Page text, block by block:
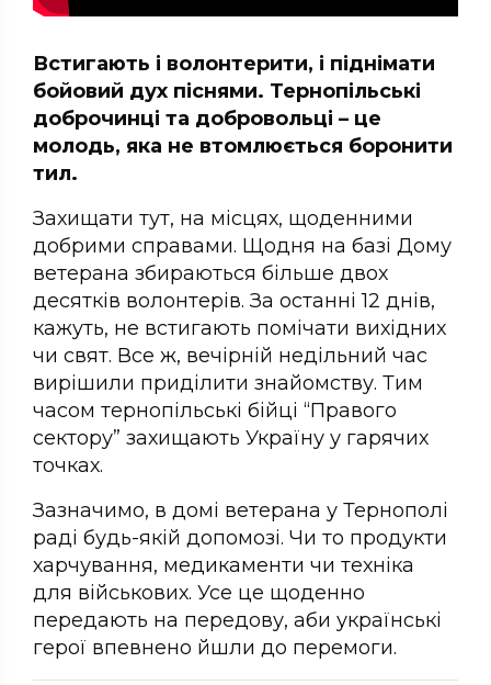
Встигають і волонтерити, і піднімати
бойовий дух піснями. Тернопільські
доброчинці та добровольці – це
молодь, яка не втомлюється боронити
тил.
Захищати тут, на місцях, щоденними
добрими справами. Щодня на базі Дому
ветерана збираються більше двох
десятків волонтерів. За останні 12 днів,
кажуть, не встигають помічати вихідних
чи свят. Все ж, вечірній недільний час
вирішили приділити знайомству. Тим
часом тернопільські бійці “Правого
сектору” захищають Україну у гарячих
точках.
Зазначимо, в домі ветерана у Тернополі
раді будь-якій допомозі. Чи то продукти
харчування, медикаменти чи техніка
для військових. Усе це щоденно
передають на передову, аби українські
герої впевнено йшли до перемоги.